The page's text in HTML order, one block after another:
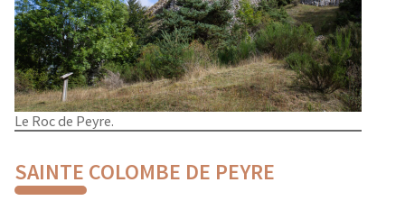
Le Roc de Peyre.
SAINTE COLOMBE DE PEYRE